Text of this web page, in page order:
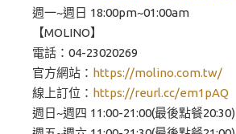
週一~週日 18:00pm~01:00am
【MOLINO】
電話：04-23020269
官方網站： https://molino.com.tw/
線上訂位： https://reurl.cc/em1pAQ
週日~週四 11:00-21:00(最後點餐20:30)